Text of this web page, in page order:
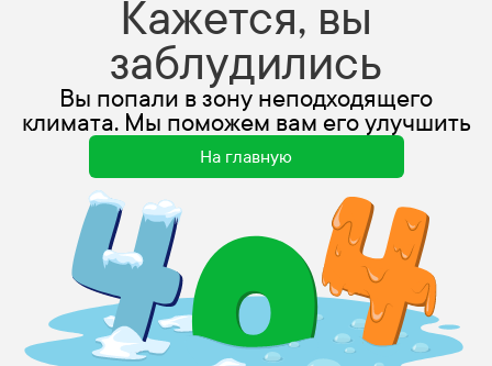
Кажется, вы
заблудились
Вы попали в зону неподходящего
климата. Мы поможем вам его улучшить
На главную